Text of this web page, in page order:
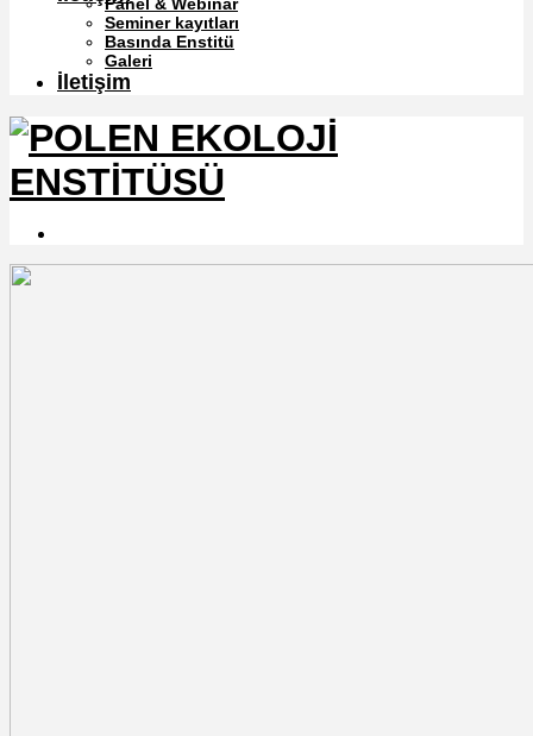
Seminer kayıtları
Basında Enstitü
Galeri
İletişim